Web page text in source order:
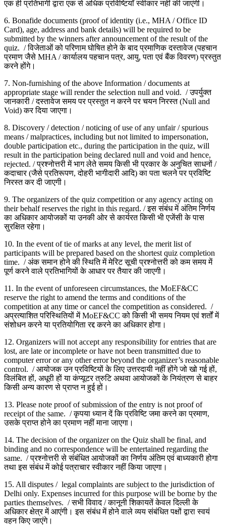
एक ही प्रतिभागी द्वारा एक से अधिक प्रविष्टियाँ स्वीकार नहीं की जाएंगी।
6. Bonafide documents (proof of identity (i.e., MHA / Office ID
Card), age, address and bank details) will be required to be
submitted by the winners after announcement of the result of the
quiz. / विजेताओं को परिणाम घोषित होने के बाद प्रमाणिक दस्तावेज (पहचान
प्रमाण जैसे MHA / कार्यालय पहचान पत्र, आयु, पता एवं बैंक विवरण) प्रस्तुत
करने होंगे।
7. Non-furnishing of the above Information / documents at
appropriate stage will render the selection null and void. / उपर्युक्त
जानकारी / दस्तावेज समय पर प्रस्तुत न करने पर चयन निरस्त (Null and
Void) कर दिया जाएगा।
8. Discovery / detection / noticing of use of any unfair / spurious
means / malpractices, including but not limited to impersonation,
double participation etc., during the participation in the quiz, will
result in the participation being declared null and void and hence,
rejected. / प्रश्नोत्तरी में भाग लेते समय किसी भी प्रकार के अनुचित साधनों /
कदाचार (जैसे प्रतिरूपण, दोहरी भागीदारी आदि) का पता चलने पर प्रविष्टि
निरस्त कर दी जाएगी।
9. The organizers of the quiz competition or any agency acting on
their behalf reserves the right in this regard. / इस संबंध में अंतिम निर्णय
का अधिकार आयोजकों या उनकी ओर से कार्यरत किसी भी एजेंसी के पास
सुरक्षित रहेगा।
10. In the event of tie of marks at any level, the merit list of
participants will be prepared based on the shortest quiz completion
time. / अंक समान होने की स्थिति में मेरिट सूची प्रश्नोत्तरी को कम समय में
पूर्ण करने वाले प्रतिभागियों के आधार पर तैयार की जाएगी।
11. In the event of unforeseen circumstances, the MoEF&CC
reserve the right to amend the terms and conditions of the
competition at any time or cancel the competition as considered. /
अप्रत्याशित परिस्थितियों में MoEF&CC को किसी भी समय नियम एवं शर्तों में
संशोधन करने या प्रतियोगिता रद्द करने का अधिकार होगा।
12. Organizers will not accept any responsibility for entries that are
lost, are late or incomplete or have not been transmitted due to
computer error or any other error beyond the organizer’s reasonable
control. / आयोजक उन प्रविष्टियों के लिए उत्तरदायी नहीं होंगे जो खो गई हों,
विलंबित हों, अधूरी हों या कंप्यूटर त्रुटि अथवा आयोजकों के नियंत्रण से बाहर
किसी अन्य कारण से प्राप्त न हुई हों।
13. Please note proof of submission of the entry is not proof of
receipt of the same. / कृपया ध्यान दें कि प्रविष्टि जमा करने का प्रमाण,
उसके प्राप्त होने का प्रमाण नहीं माना जाएगा।
14. The decision of the organizer on the Quiz shall be final, and
binding and no correspondence will be entertained regarding the
same. / प्रश्नोत्तरी से संबंधित आयोजकों का निर्णय अंतिम एवं बाध्यकारी होगा
तथा इस संबंध में कोई पत्राचार स्वीकार नहीं किया जाएगा।
15. All disputes / legal complaints are subject to the jurisdiction of
Delhi only. Expenses incurred for this purpose will be borne by the
parties themselves. / सभी विवाद / कानूनी शिकायतें केवल दिल्ली के
अधिकार क्षेत्र में आएंगी। इस संबंध में होने वाले व्यय संबंधित पक्षों द्वारा स्वयं
वहन किए जाएंगे।